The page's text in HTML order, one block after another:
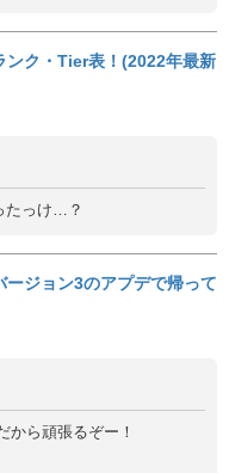
ンク・Tier表！(2022年最新
たっけ…？
ジョン3のアプデで帰って
から頑張るぞー！